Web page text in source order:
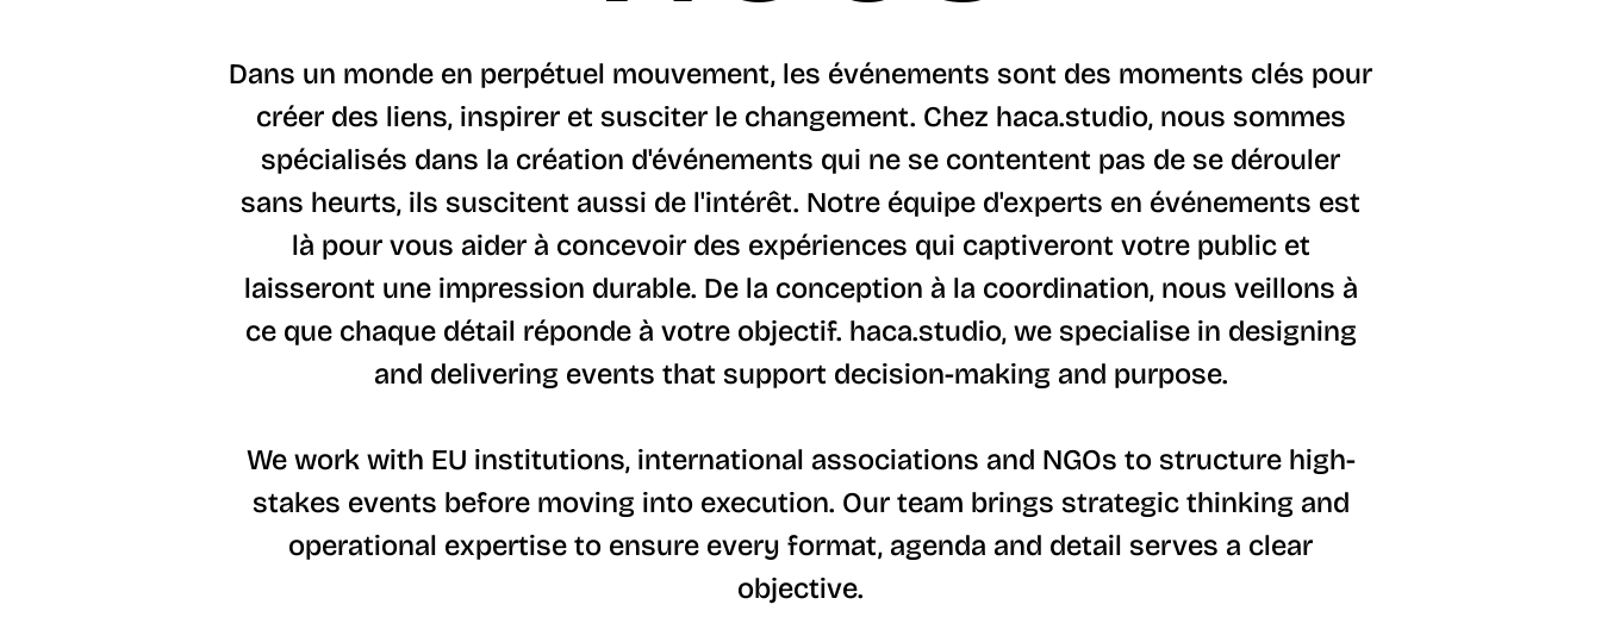
Dans un monde en perpétuel mouvement, les événements sont des moments clés pour
créer des liens, inspirer et susciter le changement. Chez haca.studio, nous sommes
spécialisés dans la création d'événements qui ne se contentent pas de se dérouler
sans heurts, ils suscitent aussi de l'intérêt. Notre équipe d'experts en événements est
là pour vous aider à concevoir des expériences qui captiveront votre public et
laisseront une impression durable. De la conception à la coordination, nous veillons à
ce que chaque détail réponde à votre objectif. haca.studio, we specialise in designing
and delivering events that support decision-making and purpose.
We work with EU institutions, international associations and NGOs to structure high-
stakes events before moving into execution. Our team brings strategic thinking and
operational expertise to ensure every format, agenda and detail serves a clear
objective.